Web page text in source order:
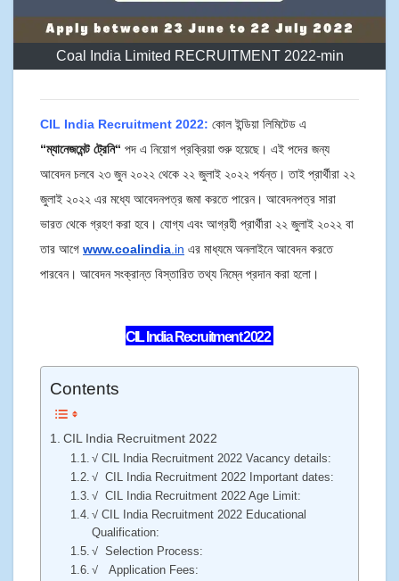
Coal India Limited RECRUITMENT 2022-min
CIL India Recruitment 2022: কোল ইন্ডিয়া লিমিটেড এ
“ম্যানেজমেন্ট ট্রেনি“ পদ এ নিয়োগ প্রক্রিয়া শুরু হয়েছে। এই পদের জন্য
আবেদন চলবে ২৩ জুন ২০২২ থেকে ২২ জুলাই ২০২২ পর্যন্ত। তাই প্রার্থীরা ২২
জুলাই ২০২২ এর মধ্যে আবেদনপত্র জমা করতে পারেন। আবেদনপত্র সারা
ভারত থেকে গ্রহণ করা হবে। যোগ্য এবং আগ্রহী প্রার্থীরা ২২ জুলাই ২০২২ বা
তার আগে www.coalindia .in এর মাধ্যমে অনলাইনে আবেদন করতে
পারবেন। আবেদন সংক্রান্ত বিস্তারিত তথ্য নিম্নে প্রদান করা হলো।
CIL India Recruitment 2022
Contents
CIL India Recruitment 2022
√ CIL India Recruitment 2022 Vacancy details:
√ CIL India Recruitment 2022 Important dates:
√ CIL India Recruitment 2022 Age Limit:
√ CIL India Recruitment 2022 Educational
Qualification:
√ Selection Process:
√ Application Fees: